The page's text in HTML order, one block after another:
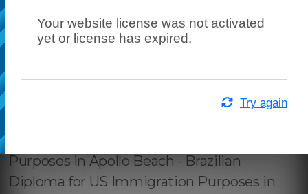
Your website license was not activated
yet or license has expired.
Try again